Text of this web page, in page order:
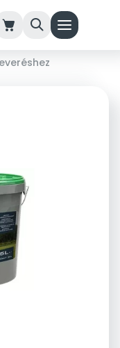
cart search menu